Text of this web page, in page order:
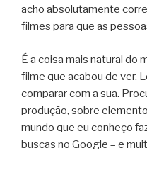
acho absolutamente
filmes para que as
É a coisa mais natural do
filme que acabou de ver.
comparar com a sua.
produção, sobre
mundo que eu conheço
buscas no Google – e